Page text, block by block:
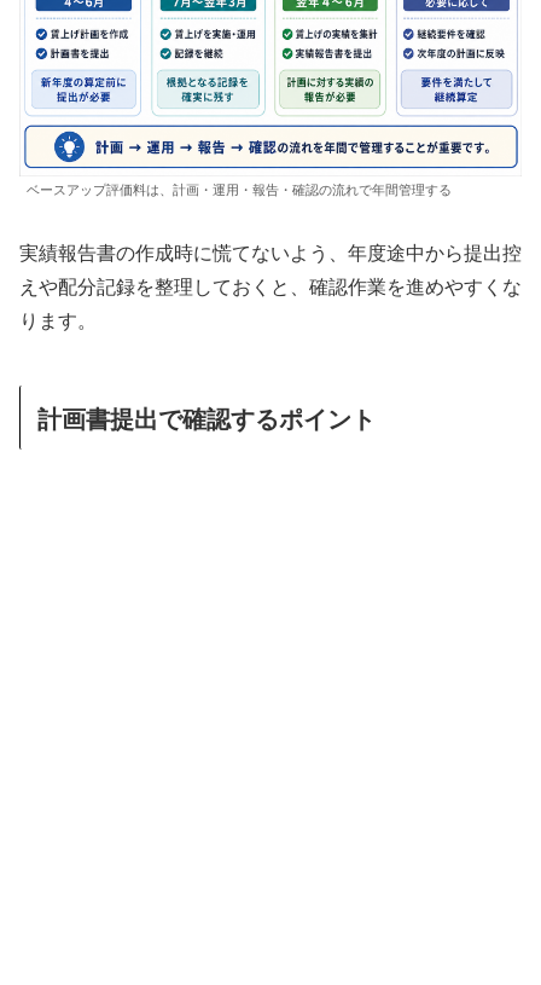
ベースアップ評価料は、計画・運用・報告・確認の流れで年間管理する
実績報告書の作成時に慌てないよう、年度途中から提出控
えや配分記録を整理しておくと、確認作業を進めやすくな
ります。
計画書提出で確認するポイント